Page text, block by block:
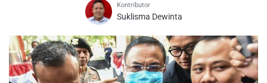
Kontributor
Suklisma Dewinta